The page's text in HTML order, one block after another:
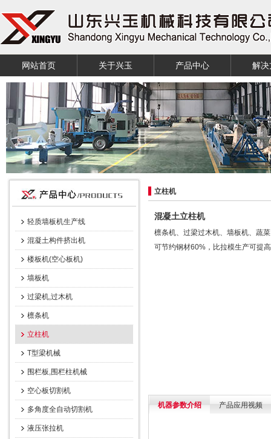
网站首页 关于兴玉 产品中心 解决
轻质墙板机生产线
混凝土构件挤出机
楼板机(空心板机)
墙板机
过梁机,过木机
檩条机
立柱机
T型梁机械
围栏板,围栏柱机械
空心板切割机
多角度全自动切割机
液压张拉机
立柱机
混凝土立柱机
檩条机、过梁过木机、墙板机、蔬
可节约钢材60%，比拉模生产可提
机器参数介绍 产品应用视频